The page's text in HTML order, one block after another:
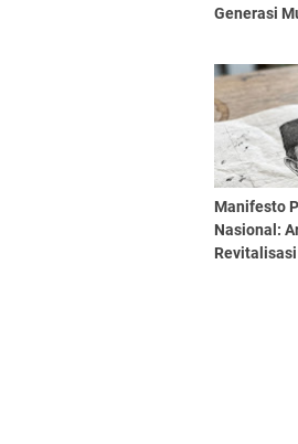
Generasi
Manifesto
Nasional: